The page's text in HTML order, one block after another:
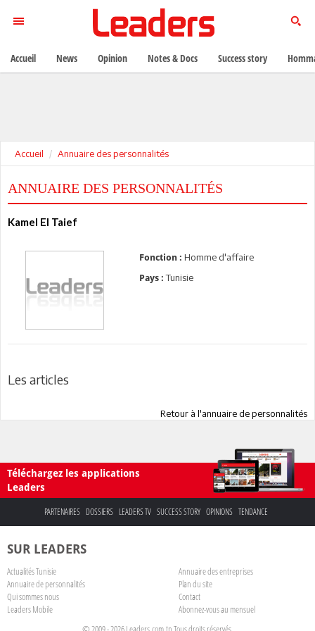
Accueil Annuaire des personnalités
ANNUAIRE DES PERSONNALITÉS
Kamel El Taief
Fonction : Homme d'affaire
Pays : Tunisie
Les articles
Retour à l'annuaire de personnalités
Téléchargez les applications
Leaders
PARTENAIRES DOSSIERS LEADERS TV SUCCESS STORY OPINIONS TENDANCE
SUR LEADERS
Actualités Tunisie
Annuaire des entreprises
Annuaire de personnalités
Plan du site
Qui sommes nous
Contact
Leaders Mobile
Abonnez-vous au mensuel
Accueil News Opinion Notes & Docs Success story